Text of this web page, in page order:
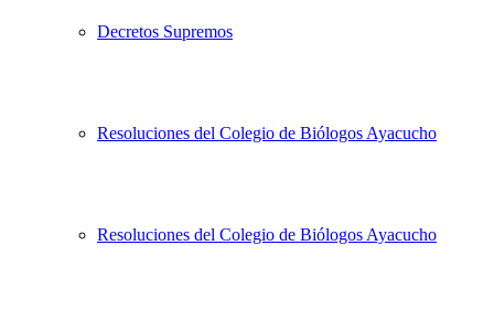
Decretos Supremos
Resoluciones del Colegio de Biólogos Ayacucho
Resoluciones del Colegio de Biólogos Ayacucho